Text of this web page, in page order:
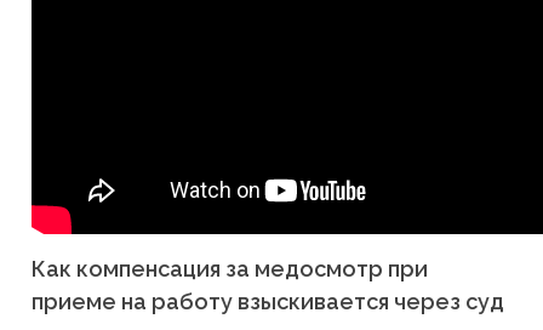
Как компенсация за медосмотр при
приеме на работу взыскивается через суд